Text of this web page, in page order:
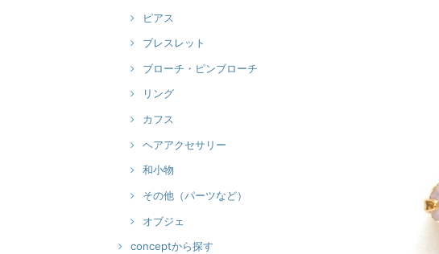
ピアス
ブレスレット
ブローチ・ピンブローチ
リング
カフス
ヘアアクセサリー
和小物
その他（パーツなど）
オブジェ
conceptから探す